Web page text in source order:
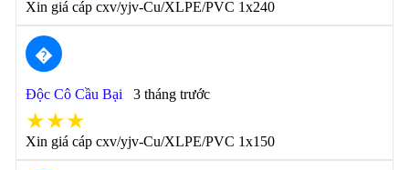
Xin giá cáp cxv/yjv-Cu/XLPE/PVC 1x240
�
Độc Cô Cầu Bại 3 tháng trước
★★★
Xin giá cáp cxv/yjv-Cu/XLPE/PVC 1x150